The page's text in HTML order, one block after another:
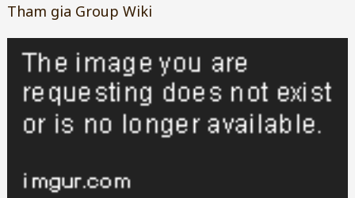
Tham gia Group Wiki